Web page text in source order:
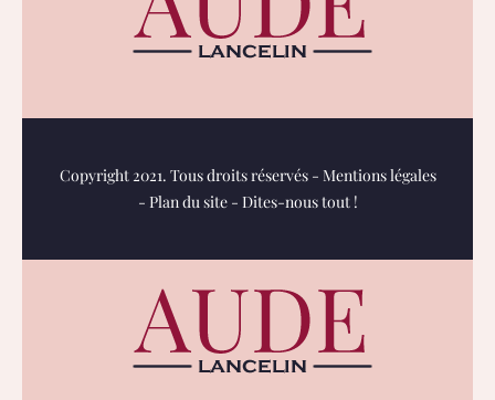
Copyright 2021. Tous droits réservés - Mentions légales
- Plan du site- Dites-nous tout !